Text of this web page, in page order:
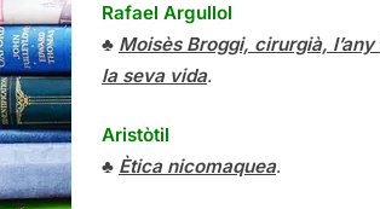
Rafael Argullol
♣ Moisès Broggi, cirurgià, l’any
la seva vida.
Aristòtil
♣ Ètica nicomaquea.